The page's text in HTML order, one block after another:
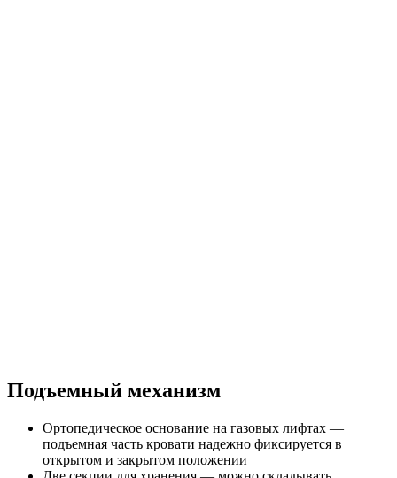
Подъемный механизм
Ортопедическое основание на газовых лифтах —
подъемная часть кровати надежно фиксируется в
открытом и закрытом положении